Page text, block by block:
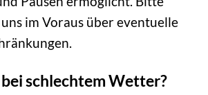
im Voraus über eventuelle
schlechtem Wetter?